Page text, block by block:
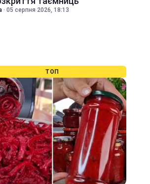
· 05 серпня 2026, 18:13
ТОП